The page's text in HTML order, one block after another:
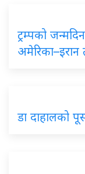
ट्रम्पको
अमेरिका–इरान
डा दाहालको